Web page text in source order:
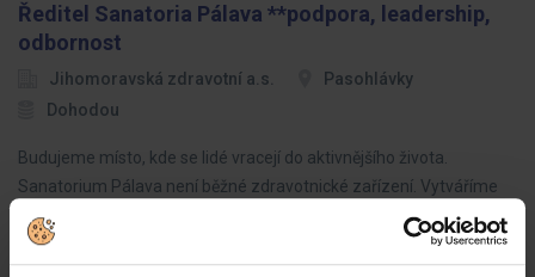
Ředitel Sanatoria Pálava **podpora, leadership,
odbornost
Jihomoravská zdravotní a.s.
Pasohlávky
Dohodou
Budujeme místo, kde se lidé vracejí do aktivnějšího života.
Sanatorium Pálava není běžné zdravotnické zařízení. Vytváříme
moderní odborný rehabilitační ústav, který staví na špičkové
odbornosti,…